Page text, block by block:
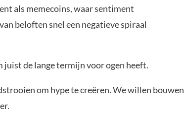
als memecoins, waar sentiment
beloften snel een negatieve spiraal
juist de lange termijn voor ogen heeft.
om hype te creëren. We willen bouwen